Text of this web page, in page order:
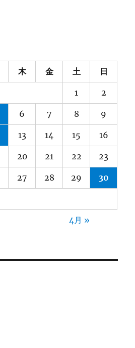
木 金 土 日
1 2
6 7 8 9
13 14 15 16
20 21 22 23
27 28 29 30
4月 »